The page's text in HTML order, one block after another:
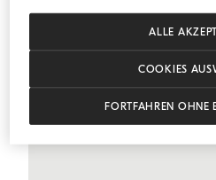
COOKIES
FORTFAHREN OHNE
ALLE